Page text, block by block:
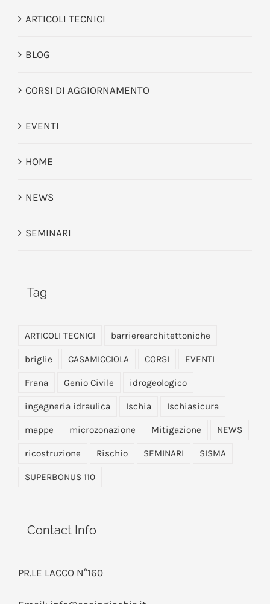
ARTICOLI TECNICI
BLOG
CORSI DI AGGIORNAMENTO
EVENTI
HOME
NEWS
SEMINARI
Tag
ARTICOLI TECNICI barrierearchitettoniche
briglie CASAMICCIOLA CORSI EVENTI
Frana Genio Civile idrogeologico
ingegneria idraulica Ischia Ischiasicura
mappe microzonazione Mitigazione NEWS
ricostruzione Rischio SEMINARI SISMA
SUPERBONUS 110
Contact Info
PR.LE LACCO N°160